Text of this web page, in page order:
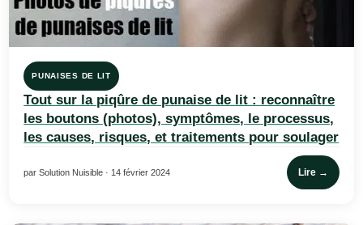
PUNAISES DE LIT
Tout sur la piqûre de punaise de lit : reconnaître
les boutons (photos), symptômes, le processus,
les causes, risques, et traitements pour soulager
par Solution Nuisible · 14 février 2024 Lire →